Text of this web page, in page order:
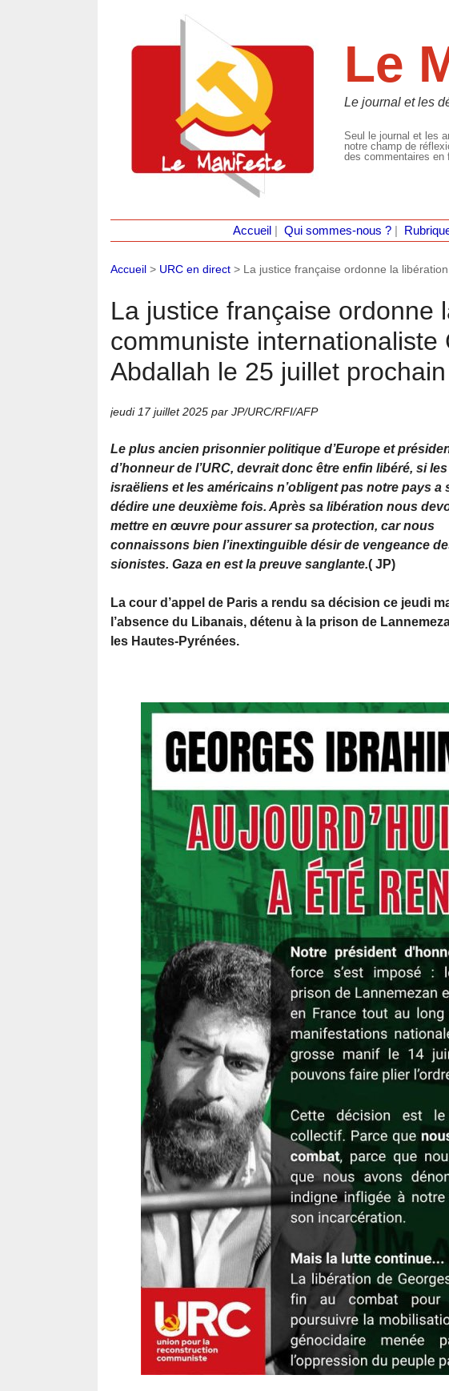
Le
Le journal et les
Seul le journal et les
notre champ de
des commentaires en
Accueil Qui sommes-nous ?|
Accueil > URC en direct > La justice française ordonne la
La justice française ordonne
communiste internationaliste
Abdallah le 25 juillet prochain
jeudi 17 juillet 2025 par JP/URC/RFI/AFP
Le plus ancien prisonnier politique d’Europe et
d’honneur de l’URC, devrait donc être enfin libéré, si les
israëliens et les américains n’obligent pas notre pays a
dédire une deuxième fois. Après sa libération nous
mettre en œuvre pour assurer sa protection, car nous
connaissons bien l’inextinguible désir de vengeance
sionistes. Gaza en est la preuve sanglante.( JP)
La cour d’appel de Paris a rendu sa décision ce jeudi
l’absence du Libanais, détenu à la prison de
les Hautes-Pyrénées.